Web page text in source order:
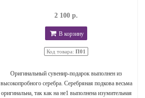
2 100 р.
В корзину
Код товара:П01
Оригинальный сувенир-подарок выполнен из
высокопробного серебра. Серебряная подкова весьма
оригинальна, так как на не1 выполнена изумительная